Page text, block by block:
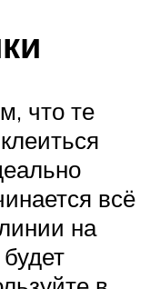
что те
всё
на